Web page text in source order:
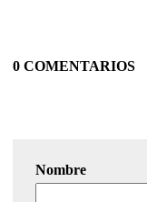
0 COMENTARIOS
Nombre